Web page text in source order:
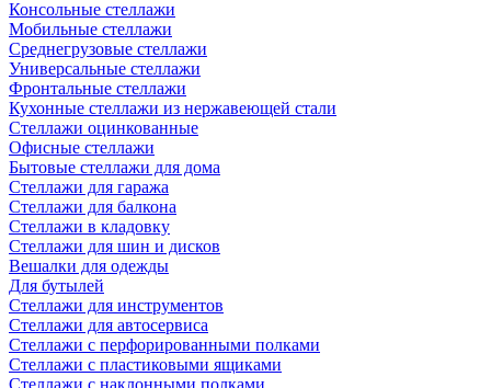
Консольные стеллажи
Мобильные стеллажи
Среднегрузовые стеллажи
Универсальные стеллажи
Фронтальные стеллажи
Кухонные стеллажи из нержавеющей стали
Стеллажи оцинкованные
Офисные стеллажи
Бытовые стеллажи для дома
Стеллажи для гаража
Стеллажи для балкона
Стеллажи в кладовку
Стеллажи для шин и дисков
Вешалки для одежды
Для бутылей
Стеллажи для инструментов
Стеллажи для автосервиса
Стеллажи с перфорированными полками
Стеллажи с пластиковыми ящиками
Стеллажи с наклонными полками